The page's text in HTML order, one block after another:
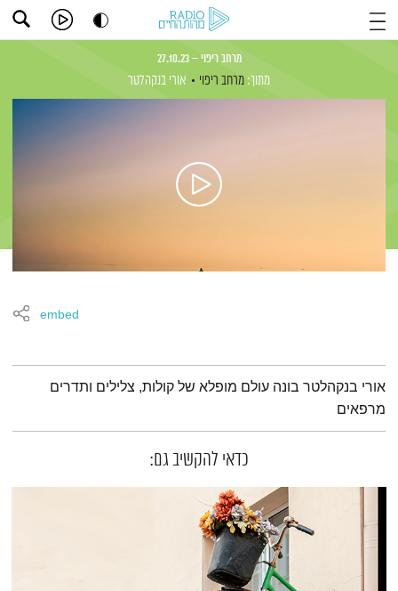
מרחב ריפוי – 27.10.23
מתוך: מרחב ריפוי אורי בנקהלטר
embed
תמצית הפודקאסט
אורי בנקהלטר בונה עולם מופלא של קולות, צלילים ותדרים
מרפאים
כדאי להקשיב גם: